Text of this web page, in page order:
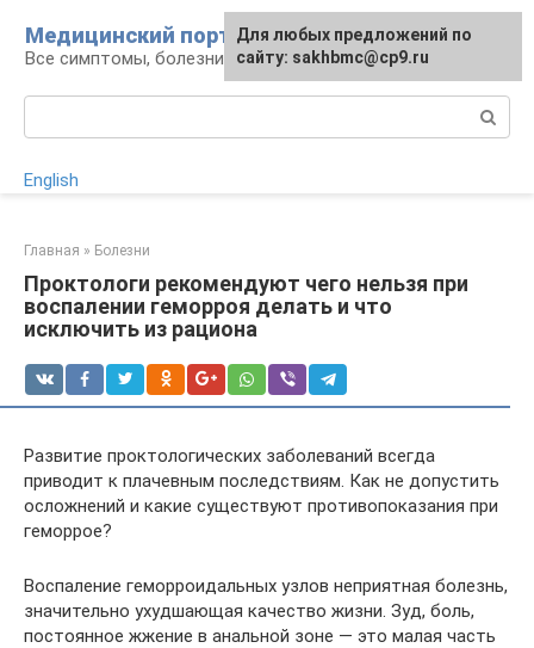
контенту
Медицинский портал
Все симптомы, болезни и их лечение
English
Главная » Болезни
Проктологи рекомендуют чего нельзя при
воспалении геморроя делать и что
исключить из рациона
Развитие проктологических заболеваний всегда
приводит к плачевным последствиям. Как не допустить
осложнений и какие существуют противопоказания при
геморрое?
Воспаление геморроидальных узлов неприятная болезнь,
значительно ухудшающая качество жизни. Зуд, боль,
постоянное жжение в анальной зоне — это малая часть
Для любых предложений по
сайту: sakhbmc@cp9.ru